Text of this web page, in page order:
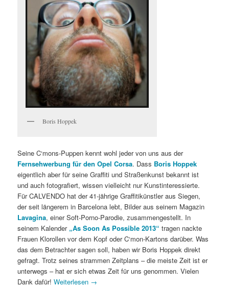
Boris Hoppek
Seine C‘mons-Puppen kennt wohl jeder von uns aus der
Fernsehwerbung für den Opel Corsa. Dass Boris Hoppek
eigentlich aber für seine Graffiti und Straßenkunst bekannt ist
und auch fotografiert, wissen vielleicht nur Kunstinteressierte.
Für CALVENDO hat der 41-jährige Graffitikünstler aus Siegen,
der seit längerem in Barcelona lebt, Bilder aus seinem Magazin
Lavagina, einer Soft-Porno-Parodie, zusammengestellt. In
seinem Kalender „As Soon As Possible 2013“ tragen nackte
Frauen Klorollen vor dem Kopf oder C‘mon-Kartons darüber. Was
das dem Betrachter sagen soll, haben wir Boris Hoppek direkt
gefragt. Trotz seines strammen Zeitplans – die meiste Zeit ist er
unterwegs – hat er sich etwas Zeit für uns genommen. Vielen
Dank dafür!Weiterlesen →